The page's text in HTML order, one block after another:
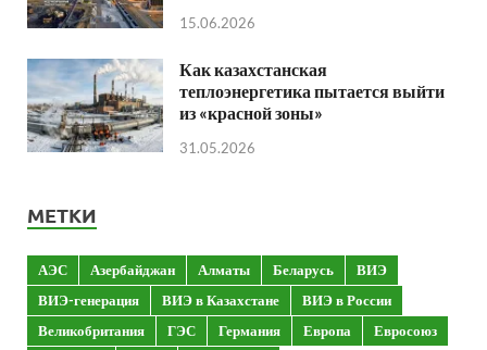
15.06.2026
Как казахстанская
теплоэнергетика пытается выйти
из «красной зоны»
31.05.2026
МЕТКИ
АЭС Азербайджан Алматы Беларусь
ВИЭ
ВИЭ-генерация
ВИЭ в Казахстане
ВИЭ в России
Великобритания
ГЭС Германия Европа
Евросоюз